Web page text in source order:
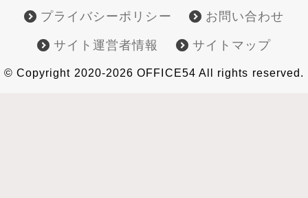
プライバシーポリシー お問い合わせ
サイト運営者情報 サイトマップ
© Copyright 2020-2026 OFFICE54 All rights reserved.